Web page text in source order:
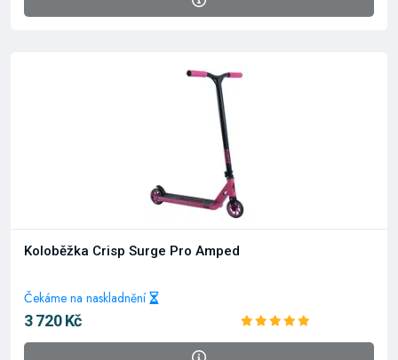
Koloběžka Crisp Surge Pro Amped
Čekáme na naskladnění
3 720 Kč